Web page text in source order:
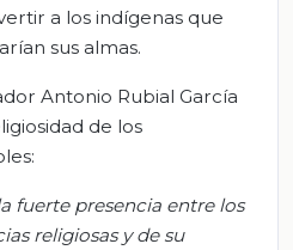
a los indígenas que
sus almas.
Antonio Rubial García
de los
fuerte presencia entre los
religiosas y de su